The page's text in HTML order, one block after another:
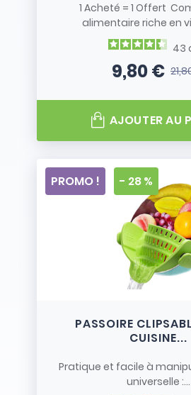
1 Acheté = 1 Offert
alimentaire riche en
43
Prix
9,80 €Prix
AJOUTER AU
PASSOIRE
CUISINE...
Pratique et facile à
universelle :...
PROMO ! - 28 %